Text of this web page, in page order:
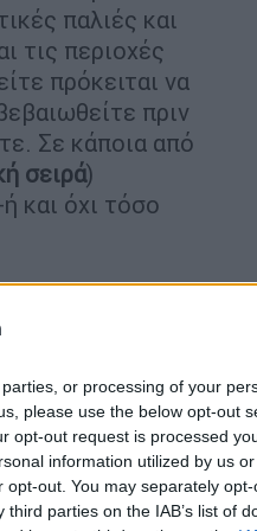
or processing of your
please use the below opt-out
opt-out request is processed
information utilized by us
out. You may separately
parties on the IAB’s list of
παλιές και
τις περιοχές
πρόκειται να
πριν
Σε κάποια από
σειρά)
και όχι τόσο
το BoBo, το
της δεκαετίας
κατά τρόπο
σίξτις». Τα
αμπελώνα,